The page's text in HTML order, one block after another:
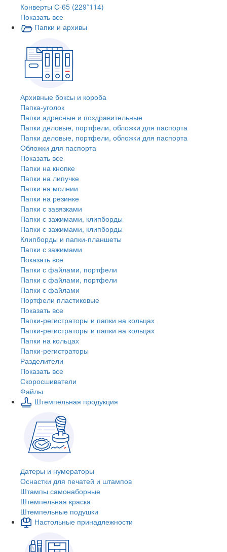
Конверты С-65 (229*114)
Показать все
Папки и архивы
Архивные боксы и короба
Папка-уголок
Папки адресные и поздравительные
Папки деловые, портфели, обложки для паспорта
Папки деловые, портфели, обложки для паспорта
Обложки для паспорта
Показать все
Папки на кнопке
Папки на липучке
Папки на молнии
Папки на резинке
Папки с завязками
Папки с зажимами, клипборды
Папки с зажимами, клипборды
Клипборды и папки-планшеты
Папки с зажимами
Показать все
Папки с файлами, портфели
Папки с файлами, портфели
Папки с файлами
Портфели пластиковые
Показать все
Папки-регистраторы и папки на кольцах
Папки-регистраторы и папки на кольцах
Папки на кольцах
Папки-регистраторы
Разделители
Показать все
Скоросшиватели
Файлы
Штемпельная продукция
Датеры и нумераторы
Оснастки для печатей и штампов
Штампы самонаборные
Штемпельная краска
Штемпельные подушки
Настольные принадлежности